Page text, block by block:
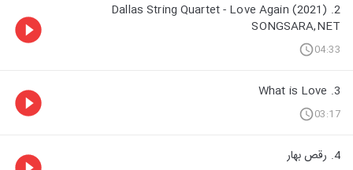
2. Dallas String Quartet - Love Again (2021)
SONGSARA,NET
04:33
3. What is Love
03:17
4. رقص بهار